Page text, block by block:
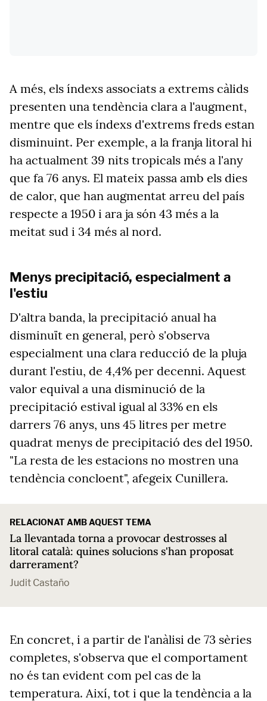
A més, els índexs associats a extrems càlids
presenten una tendència clara a l'augment,
mentre que els índexs d'extrems freds estan
disminuint. Per exemple, a la franja litoral hi
ha actualment 39 nits tropicals més a l'any
que fa 76 anys. El mateix passa amb els dies
de calor, que han augmentat arreu del país
respecte a 1950 i ara ja són 43 més a la
meitat sud i 34 més al nord.
Menys precipitació, especialment a
l'estiu
D'altra banda, la precipitació anual ha
disminuït en general, però s'observa
especialment una clara reducció de la pluja
durant l'estiu, de 4,4% per decenni. Aquest
valor equival a una disminució de la
precipitació estival igual al 33% en els
darrers 76 anys, uns 45 litres per metre
quadrat menys de precipitació des del 1950.
"La resta de les estacions no mostren una
tendència concloent", afegeix Cunillera.
RELACIONAT AMB AQUEST TEMA
La llevantada torna a provocar destrosses al
litoral català: quines solucions s'han proposat
darrerament?
Judit Castaño
En concret, i a partir de l'anàlisi de 73 sèries
completes, s'observa que el comportament
no és tan evident com pel cas de la
temperatura. Així, tot i que la tendència a la